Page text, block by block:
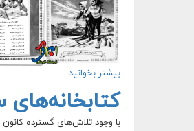
بیشتر بخوانید
با وجود تلاش‌های گسترده